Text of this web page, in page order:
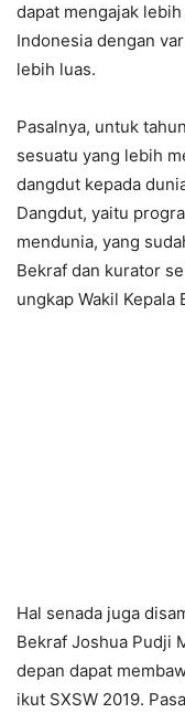
dapat mengajak
Indonesia dengan
lebih luas.
Pasalnya, untuk
sesuatu yang lebih
dangdut kepada
Dangdut, yaitu
mendunia, yang
Bekraf dan kurator
ungkap Wakil Kepala
Hal senada juga
Bekraf Joshua Pudji
depan dapat
ikut SXSW 2019.